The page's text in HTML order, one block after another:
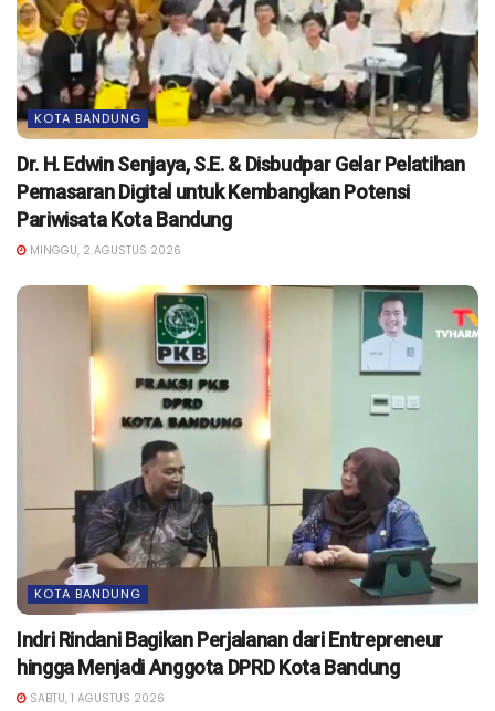
KOTA BANDUNG
Dr. H. Edwin Senjaya, S.E. & Disbudpar Gelar Pelatihan
Pemasaran Digital untuk Kembangkan Potensi
Pariwisata Kota Bandung
MINGGU, 2 AGUSTUS 2026
KOTA BANDUNG
Indri Rindani Bagikan Perjalanan dari Entrepreneur
hingga Menjadi Anggota DPRD Kota Bandung
SABTU, 1 AGUSTUS 2026